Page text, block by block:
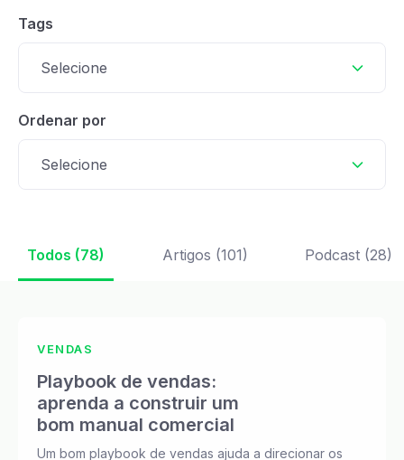
Tags
Selecione
Ordenar por
Selecione
Todos (78) Artigos (101) Podcast (28)
VENDAS
Playbook de vendas:
aprenda a construir um
bom manual comercial
Um bom playbook de vendas ajuda a direcionar os